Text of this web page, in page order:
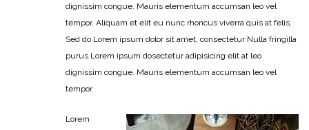
dignissim congue. Mauris elementum accumsan leo vel
tempor. Aliquam et elit eu nunc rhoncus viverra quis at felis.
Sed do.Lorem ipsum dolor sit amet, consectetur Nulla fringilla
purus Lorem ipsum dosectetur adipisicing elit at leo
dignissim congue. Mauris elementum accumsan leo vel
tempor
Lorem